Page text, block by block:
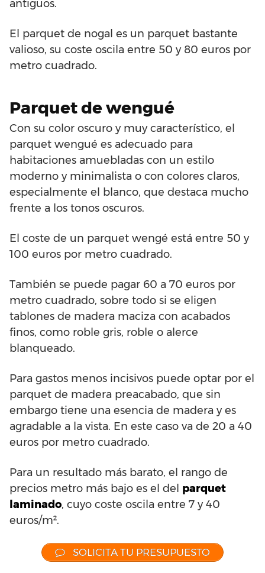
antiguos.
El parquet de nogal es un parquet bastante
valioso, su coste oscila entre 50 y 80 euros por
metro cuadrado.
Parquet de wengué
Con su color oscuro y muy característico, el
parquet wengué es adecuado para
habitaciones amuebladas con un estilo
moderno y minimalista o con colores claros,
especialmente el blanco, que destaca mucho
frente a los tonos oscuros.
El coste de un parquet wengé está entre 50 y
100 euros por metro cuadrado.
También se puede pagar 60 a 70 euros por
metro cuadrado, sobre todo si se eligen
tablones de madera maciza con acabados
finos, como roble gris, roble o alerce
blanqueado.
Para gastos menos incisivos puede optar por el
parquet de madera preacabado, que sin
embargo tiene una esencia de madera y es
agradable a la vista. En este caso va de 20 a 40
euros por metro cuadrado.
Para un resultado más barato, el rango de
precios metro más bajo es el del parquet
laminado, cuyo coste oscila entre 7 y 40
euros/m².
SOLICITA TU PRESUPUESTO